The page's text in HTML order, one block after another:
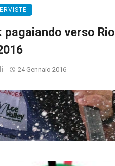
verso Rio
24 Gennaio 2016